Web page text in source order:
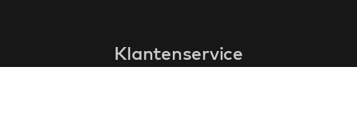
Klantenservice